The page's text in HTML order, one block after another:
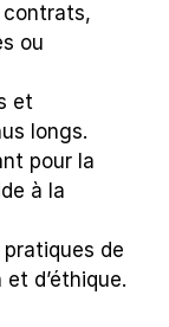
contrats,
ou
et
longs.
pour la
à la
de
d’éthique.